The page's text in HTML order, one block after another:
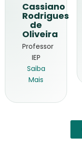
Cassiano
Rodrigues
de
Oliveira
Professor
IEP
Saiba
Mais